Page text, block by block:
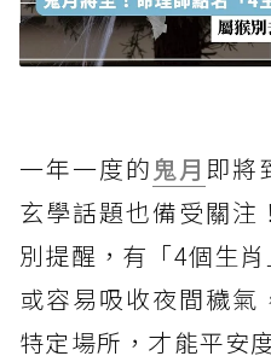
一年一度的鬼月 即將
玄學話題也備受關注
別提醒，有「4個生
或容易吸收夜間穢氣
特定場所，才能平安